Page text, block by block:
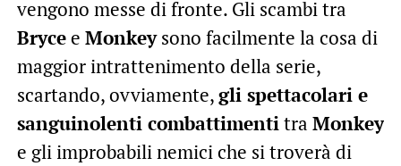
vengono messe di fronte. Gli scambi tra
Brycee Monkeysono facilmente la cosa di
maggior intrattenimento della serie,
scartando, ovviamente,gli spettacolari e
sanguinolenti combattimentitra Monkey
e gli improbabili nemici che si troverà di